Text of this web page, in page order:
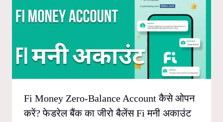
Fi Money Zero-Balance Account कैसे ओपन
करें? फेडरेल बैंक का जीरो बैलेंस Fi मनी अकाउंट